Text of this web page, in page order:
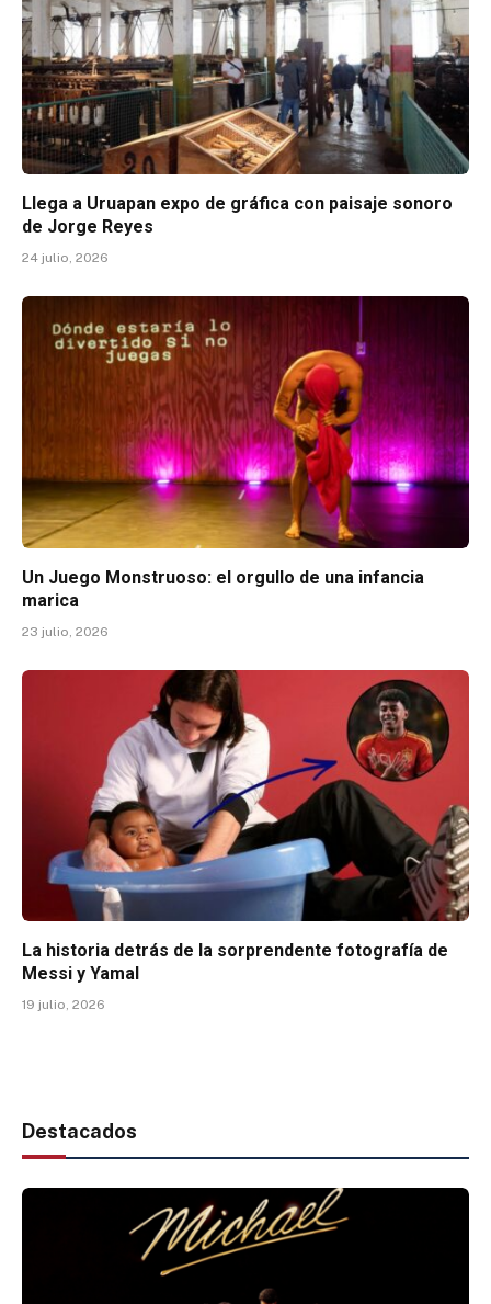
Llega a Uruapan expo de gráfica con paisaje sonoro
de Jorge Reyes
24 julio, 2026
Un Juego Monstruoso: el orgullo de una infancia
marica
23 julio, 2026
La historia detrás de la sorprendente fotografía de
Messi y Yamal
19 julio, 2026
Destacados